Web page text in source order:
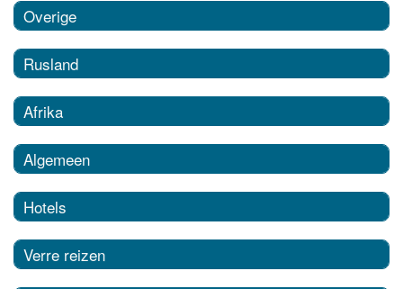
Overige
Rusland
Afrika
Algemeen
Hotels
Verre reizen